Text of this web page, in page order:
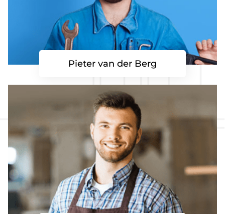
Pieter van der Berg